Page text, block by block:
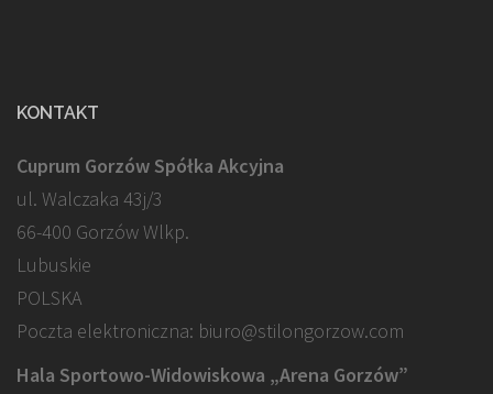
KONTAKT
Cuprum Gorzów Spółka Akcyjna
ul. Walczaka 43j/3
66-400 Gorzów Wlkp.
Lubuskie
POLSKA
Poczta elektroniczna: biuro@stilongorzow.com
Hala Sportowo-Widowiskowa „Arena Gorzów”